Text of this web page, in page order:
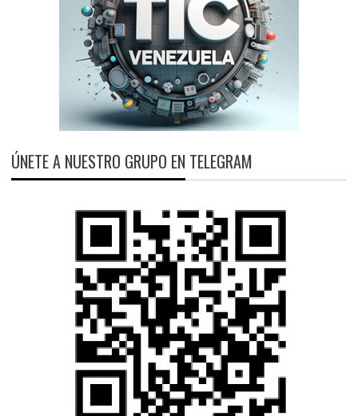
ÚNETE A NUESTRO GRUPO EN TELEGRAM